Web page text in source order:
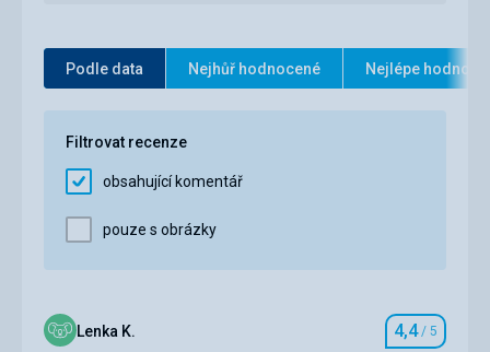
Služby 5,0/ 5
Podle data Nejhůř hodnocené Nejlépe
Filtrovat recenze
obsahující komentář
pouze s obrázky
Lenka K. Hodnocení
4,4/ 5